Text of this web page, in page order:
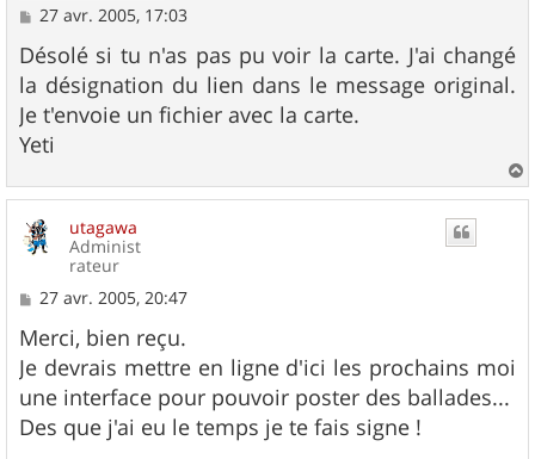
M
s
s
a
g
e
27 avr. 2005, 17:03
Désolé si tu n'as pas pu voir la carte. J'ai changé
la désignation du lien dans le message original.
Je t'envoie un fichier avec la carte.
Yeti
a
utagawa
Administ
rateur
M
s
s
a
g
e
27 avr. 2005, 20:47
Merci, bien reçu.
Je devrais mettre en ligne d'ici les prochains moi
une interface pour pouvoir poster des ballades...
Des que j'ai eu le temps je te fais signe !